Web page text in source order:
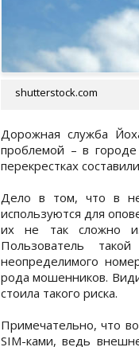
shutterstock.com
Дорожная служба
проблемой – в
перекрестках
Дело в том, что в
используются для
их не так сложно
Пользователь
неопределимого
рода мошенников.
стоила такого риска.
Примечательно, что
SIM-ками, ведь